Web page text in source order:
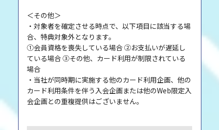
＜その他＞
・対象者を確定させる時点で、以下項目に該当する場
合、特典対象外となります。
①会員資格を喪失している場合 ②お支払いが遅延し
ている場合 ③その他、カード利用が制限されている
場合
・当社が同時期に実施する他のカード利用企画、他の
カード利用条件を伴う入会企画または他のWeb限定入
会企画との重複提供はございません。